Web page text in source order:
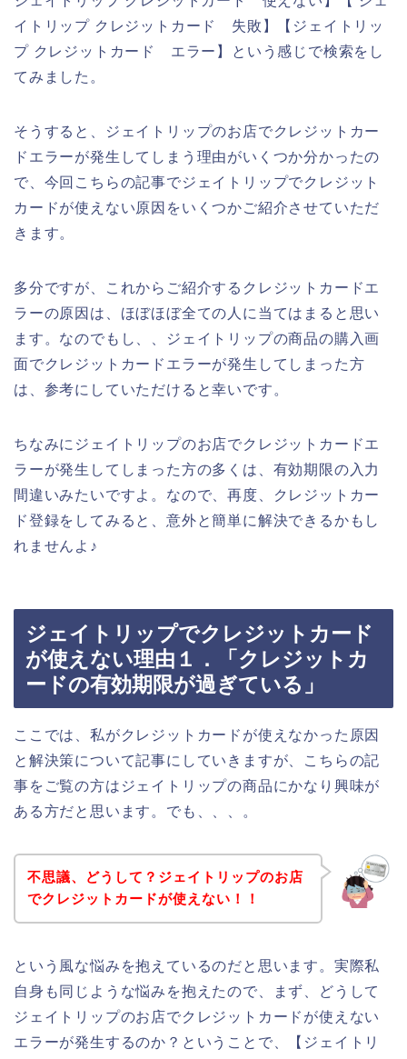
イトリップ クレジットカード 失敗】【ジェイトリッ
プ クレジットカード エラー】という感じで検索をし
てみました。
そうすると、ジェイトリップのお店でクレジットカー
ドエラーが発生してしまう理由がいくつか分かったの
で、今回こちらの記事でジェイトリップでクレジット
カードが使えない原因をいくつかご紹介させていただ
きます。
多分ですが、これからご紹介するクレジットカードエ
ラーの原因は、ほぼほぼ全ての人に当てはまると思い
ます。なのでもし、、ジェイトリップの商品の購入画
面でクレジットカードエラーが発生してしまった方
は、参考にしていただけると幸いです。
ちなみにジェイトリップのお店でクレジットカードエ
ラーが発生してしまった方の多くは、有効期限の入力
間違いみたいですよ。なので、再度、クレジットカー
ド登録をしてみると、意外と簡単に解決できるかもし
れませんよ♪
ジェイトリップでクレジットカード
が使えない理由１．「クレジットカ
ードの有効期限が過ぎている」
ここでは、私がクレジットカードが使えなかった原因
と解決策について記事にしていきますが、こちらの記
事をご覧の方はジェイトリップの商品にかなり興味が
ある方だと思います。でも、、、。
不思議、どうして？ジェイトリップのお店
でクレジットカードが使えない！！
という風な悩みを抱えているのだと思います。実際私
自身も同じような悩みを抱えたので、まず、どうして
ジェイトリップのお店でクレジットカードが使えない
エラーが発生するのか？ということで、【ジェイトリ